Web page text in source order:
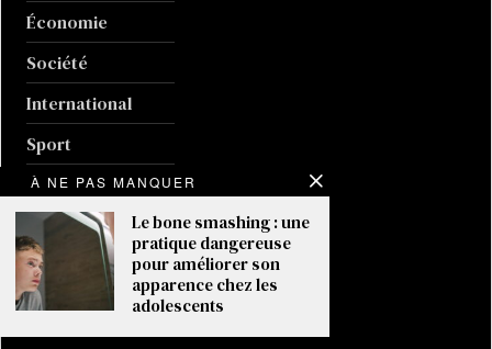
Économie
Société
International
Sport
Culture
Guerre en Ukraine
Climat
À NE PAS MANQUER
Le bone smashing : une
pratique dangereuse
pour améliorer son
apparence chez les
adolescents